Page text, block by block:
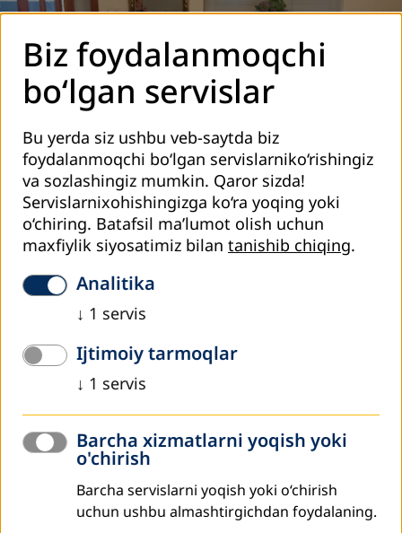
Презентация Умиды Исламовой
Под таким названием 24 апреля 2017 года в офисе
DVVв Узбекистане прошла традиционная
На встречу были приглашены гости, представляющие
государственные, негосударственные и общественные
присутствовала заместитель директора Головного офиса
DVV International, Бонн - Эстер Хирш.
После приветственных слов Эстер Хирш и Левана
Квачадзе, аналитик из Узбекистана Умида Исламова
Biz foydalanmoqchi
bo‘lgan servislar
Bu yerda siz ushbu veb-saytda biz
foydalanmoqchi bo‘lgan servislarniko‘rishingiz
va sozlashingiz mumkin. Qaror sizda!
Servislarnixohishingizga ko‘ra yoqing yoki
o‘chiring. Batafsil ma’lumot olish uchun
maxfiylik siyosatimiz bilan tanishib chiqing.
Analitika
↓ 1 servis
Ijtimoiy tarmoqlar
↓ 1 servis
Barcha xizmatlarni yoqish yoki
o'chirish
Barcha servislarni yoqish yoki o‘chirish
uchun ushbu almashtirgichdan foydalaning.